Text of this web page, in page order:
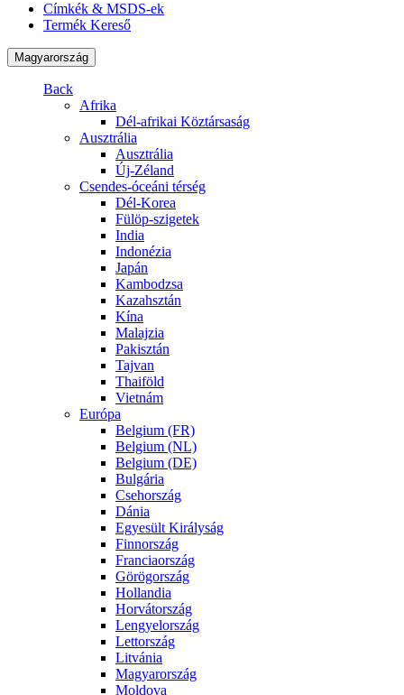
Címkék & MSDS-ek
Termék Kereső
Magyarország
Back
Afrika
Dél-afrikai Köztársaság
Ausztrália
Ausztrália
Új-Zéland
Csendes-óceáni térség
Dél-Korea
Fülöp-szigetek
India
Indonézia
Japán
Kambodzsa
Kazahsztán
Kína
Malajzia
Pakisztán
Tajvan
Thaiföld
Vietnám
Európa
Belgium (FR)
Belgium (NL)
Belgium (DE)
Bulgária
Csehország
Dánia
Egyesült Királyság
Finnország
Franciaország
Görögország
Hollandia
Horvátország
Lengyelország
Lettország
Litvánia
Magyarország
Moldova